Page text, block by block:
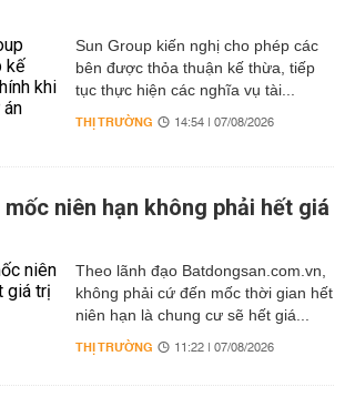
Sun Group kiến nghị cho phép các
bên được thỏa thuận kế thừa, tiếp
tục thực hiện các nghĩa vụ tài...
THỊ TRƯỜNG 14:54 | 07/08/2026
niên hạn không phải hết giá
Theo lãnh đạo Batdongsan.com.vn,
không phải cứ đến mốc thời gian hết
niên hạn là chung cư sẽ hết giá...
THỊ TRƯỜNG 11:22 | 07/08/2026